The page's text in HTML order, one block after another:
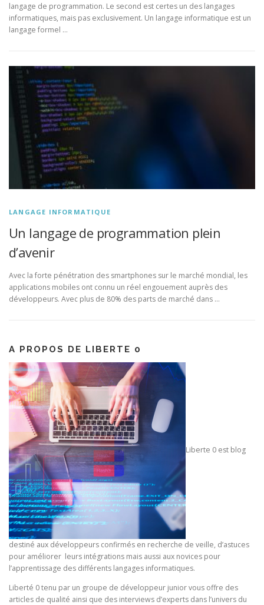
langage de programmation. Le second est certes un des langages
informatiques, mais pas exclusivement. Un langage informatique est un
langage formel …
LANGAGE INFORMATIQUE
Un langage de programmation plein
d’avenir
Avec la forte pénétration des smartphones sur le marché mondial, les
applications mobiles ont connu un réel engouement auprès des
développeurs. Avec plus de 80% des parts de marché dans …
A PROPOS DE LIBERTE 0
Liberte 0 est blog
destiné aux développeurs confirmés en recherche de veille, d’astuces
pour améliorer leurs intégrations mais aussi aux novices pour
l’apprentissage des différents langages informatiques.
Liberté 0 tenu par un groupe de développeur junior vous offre des
articles de qualité ainsi que des interviews d’experts dans l’univers du